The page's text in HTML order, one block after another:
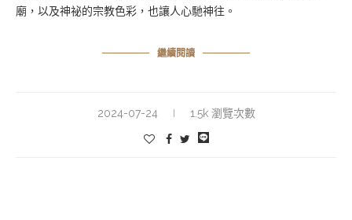
廟，以及神祕的宗教色彩，也讓人心馳神往。
繼續閱讀
2024-07-24 1.5k 瀏覽次數